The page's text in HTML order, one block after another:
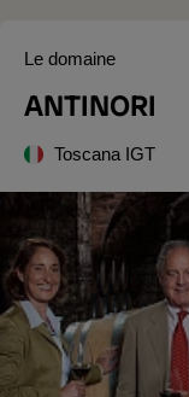
Le domaine
ANTINORI
Toscana IGT